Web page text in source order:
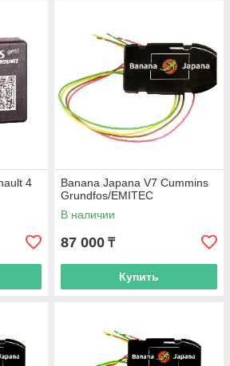
4
Banana Japana V7 Cummins
Grundfos/EMITEC
В наличии
87 000 ₸
Купить